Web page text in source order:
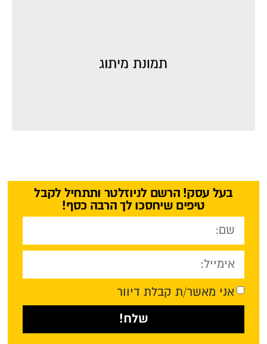
בעל עסק! הרשם לניוזלטר ותתחיל לקבל
טיפים שיחסכו לך הרבה כסף!
אני מאשר/ת קבלת דיוור
שלח!